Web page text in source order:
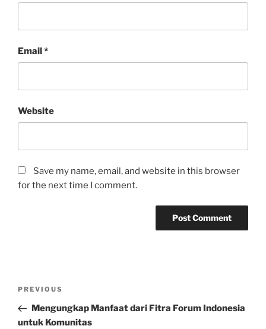
Email*
Website
Save my name, email, and website in this browser
for the next time I comment.
Previous
Post
PREVIOUS
Mengungkap Manfaat dari Fitra Forum Indonesia
untuk Komunitas